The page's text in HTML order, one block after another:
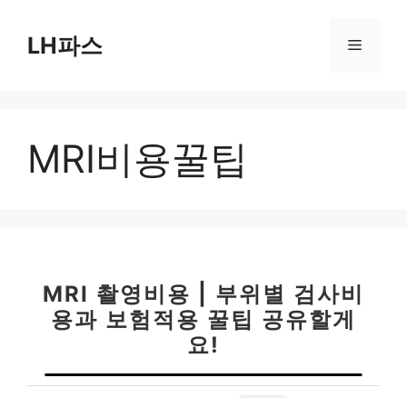
LH파스 메
MRI비용꿀팁
MRI 촬영비용 | 부위별 검사비
용과 보험적용 꿀팁 공유할게
요!